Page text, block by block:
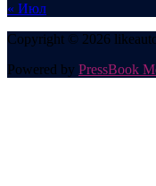
« Июл
Copyright © 2026
Powered by PressBook